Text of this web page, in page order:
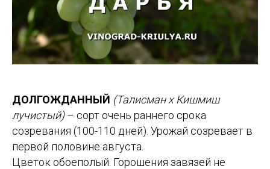
ДОЛГОЖДАННЫЙ (Талисман х Кишмиш
лучистый)– сорт очень раннего срока
созревания (100-110 дней). Урожай созревает в
первой половине августа.
Цветок обоеполый. Горошения завязей не